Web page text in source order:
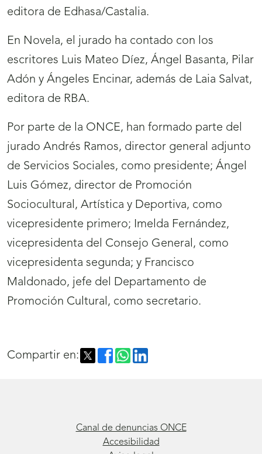
editora de Edhasa/Castalia.
En Novela, el jurado ha contado con los
escritores Luis Mateo Díez, Ángel Basanta, Pilar
Adón y Ángeles Encinar, además de Laia Salvat,
editora de RBA.
Por parte de la ONCE, han formado parte del
jurado Andrés Ramos, director general adjunto
de Servicios Sociales, como presidente; Ángel
Luis Gómez, director de Promoción
Sociocultural, Artística y Deportiva, como
vicepresidente primero; Imelda Fernández,
vicepresidenta del Consejo General, como
vicepresidenta segunda; y Francisco
Maldonado, jefe del Departamento de
Promoción Cultural, como secretario.
Compartir en:
Canal de denuncias ONCE
Accesibilidad